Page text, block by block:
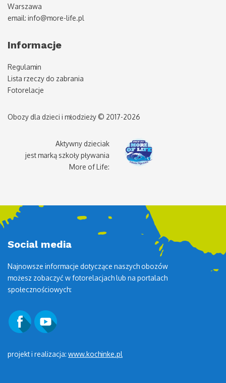
Warszawa
email: info@more-life.pl
Informacje
Regulamin
Lista rzeczy do zabrania
Fotorelacje
Obozy dla dzieci i młodzieży © 2017-2026
Aktywny dzieciak
jest marką szkoły pływania
More of Life:
Social media
Najnowsze informacje dotyczące naszych obozów
możesz zobaczyć w fotorelacjach lub na portalach
społecznościowych:
projekt i realizacja: www.kochinke.pl